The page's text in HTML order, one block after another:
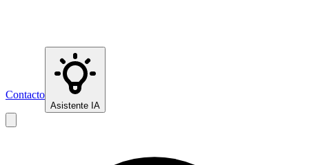
Contacto
Asistente IA